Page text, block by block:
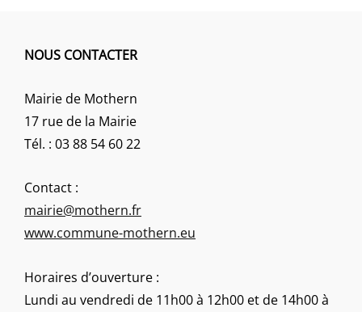
NOUS CONTACTER
Mairie de Mothern
17 rue de la Mairie
Tél. : 03 88 54 60 22
Contact :
mairie@mothern.fr
www.commune-mothern.eu
Horaires d’ouverture :
Lundi au vendredi de 11h00 à 12h00 et de 14h00 à